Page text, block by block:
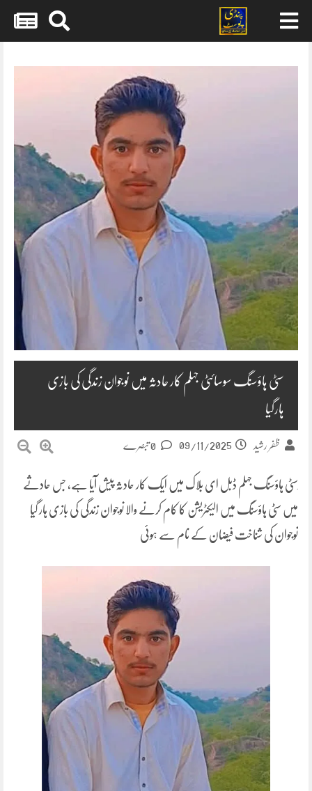
content
سٹی ہاؤسنگ سوسائٹی جہلم کار حادثہ میں نوجوان زندگی کی بازی
ہارگیا
ظفر رشید 09/11/2025
ِسٹی ہاؤسنگ جہلم ڈبل ای بلاک میں ایک کار حادثہ پیش آیا ہے، جس حادثے
میں سٹی ہاؤسنگ میں الیکٹریشن کا کام کرنے والا نوجوان زندگی کی بازی ہار گیا
نوجوان کی شناخت فیضان کے نام سے ہوئی